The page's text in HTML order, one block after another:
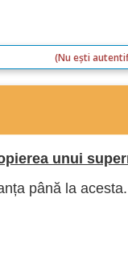
(Nu ești
unui
până la acesta.